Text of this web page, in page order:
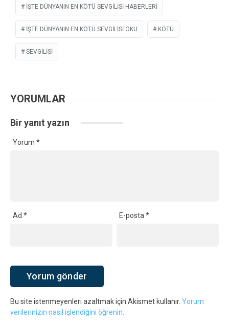
İŞTE DÜNYANIN EN KÖTÜ SEVGILISI HABERLERI
İŞTE DÜNYANIN EN KÖTÜ SEVGILISI OKU KÖTÜ
SEVGILISI
YORUMLAR
Bir yanıt yazın
Yorum *
Ad * E-posta*
Bu site istenmeyenleri azaltmak için Akismet kullanır. Yorum
verilerinizin nasıl işlendiğini öğrenin.